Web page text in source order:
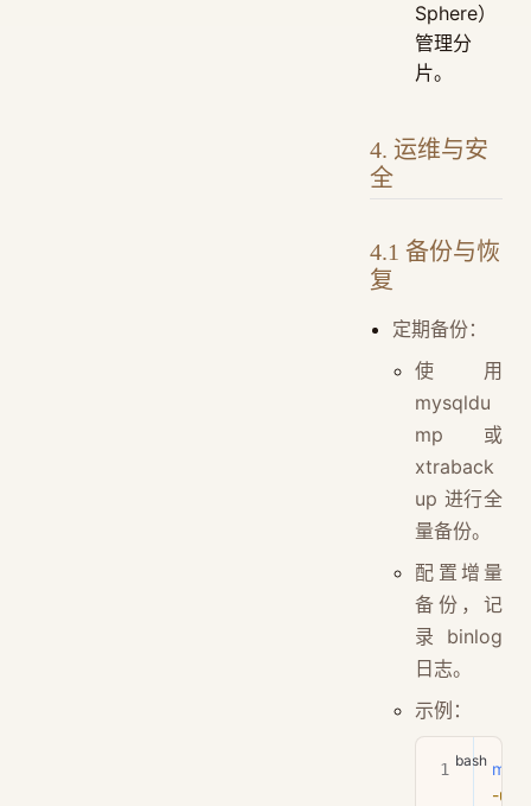
Sphere）
管理分
片。
4. 运维与安
全
4.1 备份与恢
复
定期备份：
使用
mysqldu
mp 或
xtraback
up 进行全
量备份。
配置增量
备份，记
录 binlog
日志。
示例：
-u